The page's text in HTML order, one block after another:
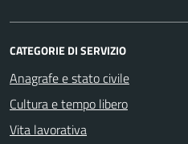
CATEGORIE DI SERVIZIO
Anagrafe e stato civile
Cultura e tempo libero
Vita lavorativa